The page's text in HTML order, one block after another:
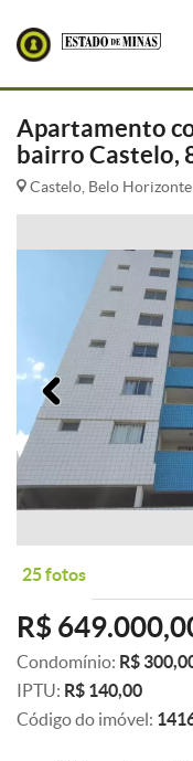
Apartamento
bairro Castelo,
Castelo, Belo
Anterior
25 fotos
R$
Condomínio: R$
IPTU: R$ 140,00
Código do imóvel: